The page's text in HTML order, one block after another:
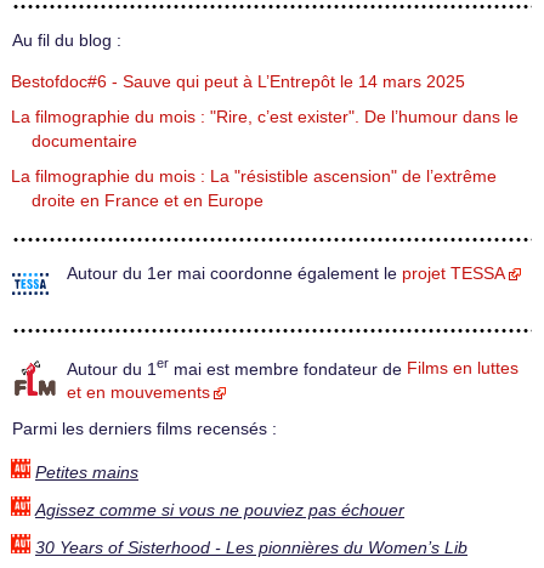
Au fil du blog :
Bestofdoc#6 - Sauve qui peut à L’Entrepôt le 14 mars 2025
La filmographie du mois : "Rire, c’est exister". De l’humour dans le
documentaire
La filmographie du mois : La "résistible ascension" de l’extrême
droite en France et en Europe
Autour du 1er mai coordonne également le projet TESSA
Autour du 1 er mai est membre fondateur de Films en luttes
et en mouvements
Parmi les derniers films recensés :
Petites mains
Agissez comme si vous ne pouviez pas échouer
30 Years of Sisterhood - Les pionnières du Women’s Lib